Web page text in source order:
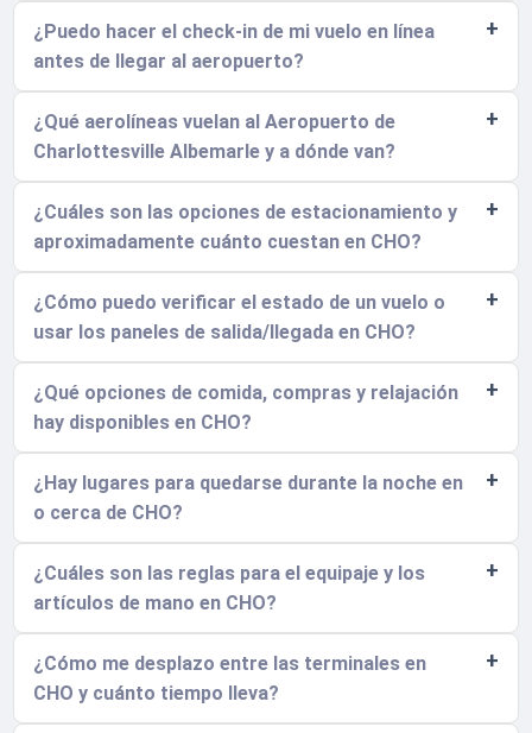
¿Puedo hacer el check-in de mi vuelo en línea
antes de llegar al aeropuerto?
¿Qué aerolíneas vuelan al Aeropuerto de
Charlottesville Albemarle y a dónde van?
¿Cuáles son las opciones de estacionamiento y
aproximadamente cuánto cuestan en CHO?
¿Cómo puedo verificar el estado de un vuelo o
usar los paneles de salida/llegada en CHO?
¿Qué opciones de comida, compras y relajación
hay disponibles en CHO?
¿Hay lugares para quedarse durante la noche en
o cerca de CHO?
¿Cuáles son las reglas para el equipaje y los
artículos de mano en CHO?
¿Cómo me desplazo entre las terminales en
CHO y cuánto tiempo lleva?